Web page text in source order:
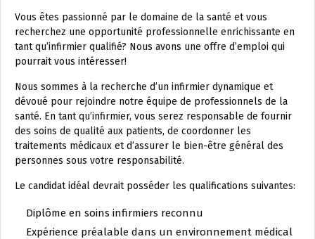
Vous êtes passionné par le domaine de la santé et vous
recherchez une opportunité professionnelle enrichissante en
tant qu’infirmier qualifié? Nous avons une offre d’emploi qui
pourrait vous intéresser!
Nous sommes à la recherche d’un infirmier dynamique et
dévoué pour rejoindre notre équipe de professionnels de la
santé. En tant qu’infirmier, vous serez responsable de fournir
des soins de qualité aux patients, de coordonner les
traitements médicaux et d’assurer le bien-être général des
personnes sous votre responsabilité.
Le candidat idéal devrait posséder les qualifications suivantes:
Diplôme en soins infirmiers reconnu
Expérience préalable dans un environnement médical